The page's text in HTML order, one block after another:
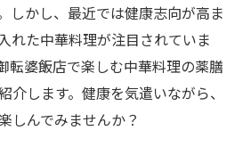
しかし、最近では健康志向が高ま
れた中華料理が注目されていま
転婆飯店で楽しむ中華料理の薬膳
介します。健康を気遣いながら、
しんでみませんか？